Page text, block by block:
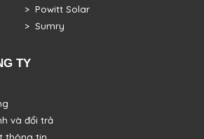
> Powitt Solar
> Sumry
TY
và đổi trả
thông tin